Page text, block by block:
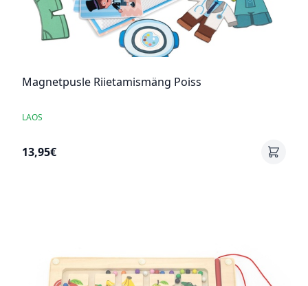
Magnetpusle Riietamismäng Poiss
LAOS
13,95€